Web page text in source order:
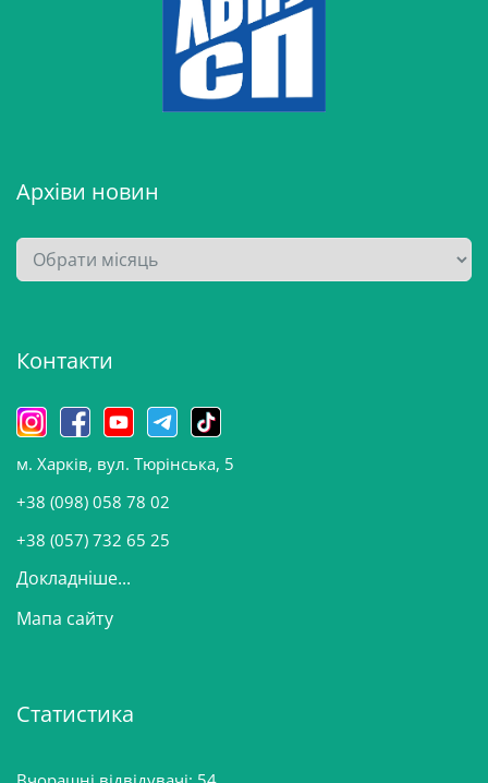
Архіви новин
А
р
в
н
о
в
и
Контакти
м. Харків, вул. Тюрінська, 5
+38 (098) 058 78 02
+38 (057) 732 65 25
Докладніше...
Мапа сайту
Статистика